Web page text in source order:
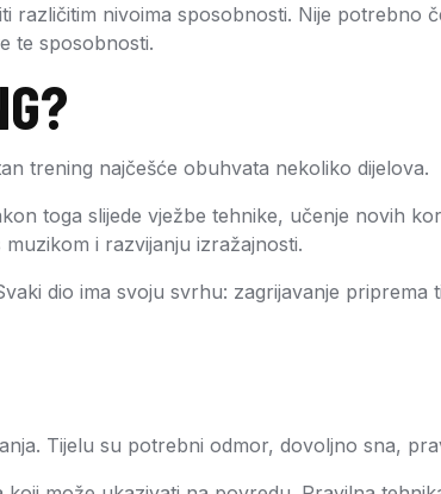
različitim nivoima sposobnosti. Nije potrebno
te sposobnosti.
trening najčešće obuhvata nekoliko dijelova.
toga slijede vježbe tehnike, učenje novih
i razvijanju izražajnosti.
dio ima svoju svrhu: zagrijavanje
Tijelu su potrebni odmor, dovoljno sna,